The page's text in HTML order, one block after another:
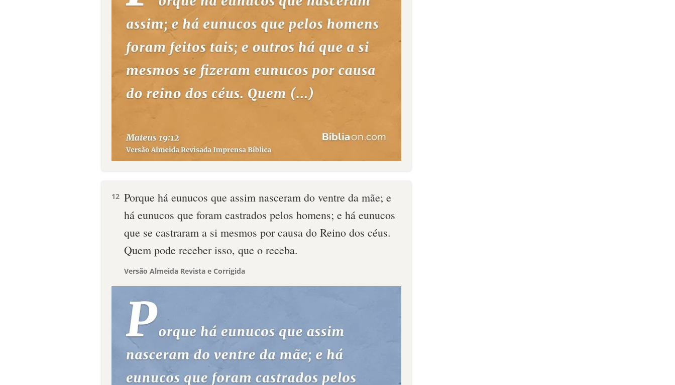
12 Porque há eunucos que assim nasceram do ventre da mãe; e
há eunucos que foram castrados pelos homens; e há eunucos
que se castraram a si mesmos por causa do Reino dos céus.
Quem pode receber isso, que o receba.
Versão Almeida Revista e Corrigida